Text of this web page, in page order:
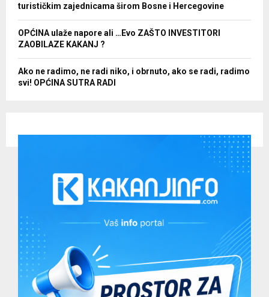
turističkim zajednicama širom Bosne i Hercegovine
OPĆINA ulaže napore ali …Evo ZAŠTO INVESTITORI
ZAOBILAZE KAKANJ ?
Ako ne radimo, ne radi niko, i obrnuto, ako se radi, radimo
svi! OPĆINA SUTRA RADI